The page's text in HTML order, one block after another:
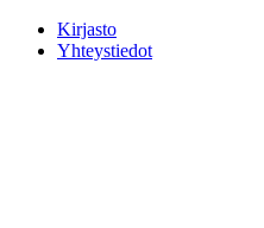
Kirjasto
Yhteystiedot